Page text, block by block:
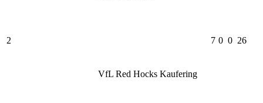
2
VfL Red Hocks Kaufering
7 0 0 26